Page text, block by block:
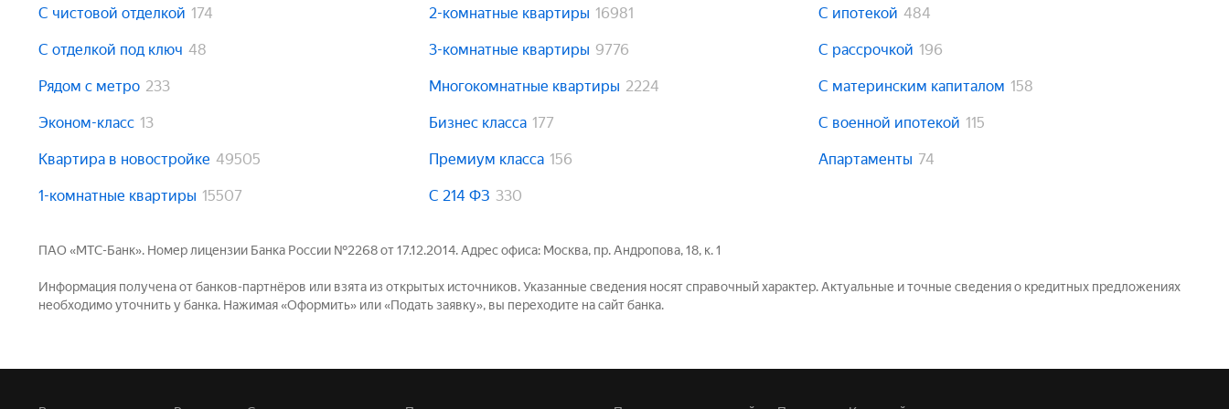
С чистовой отделкой 174
С отделкой под ключ 48
Рядом с метро 233
Эконом-класс 13
Квартира в новостройке 49505
1-комнатные квартиры 15507
2-комнатные квартиры 16981
3-комнатные квартиры 9776
Многокомнатные квартиры 2224
Бизнес класса 177
Премиум класса 156
С 214 ФЗ 330
С ипотекой 484
С рассрочкой 196
С материнским капиталом 158
С военной ипотекой 115
Апартаменты 74
ПАО «МТС-Банк». Номер лицензии Банка России №2268 от 17.12.2014. Адрес офиса: Москва, пр. Андропова, 18, к. 1
Информация получена от банков-партнёров или взята из открытых источников. Указанные сведения носят справочный характер. Актуальные и точные сведения о кредитных предложениях
необходимо уточнить у банка. Нажимая «Оформить» или «Подать заявку», вы переходите на сайт банка.